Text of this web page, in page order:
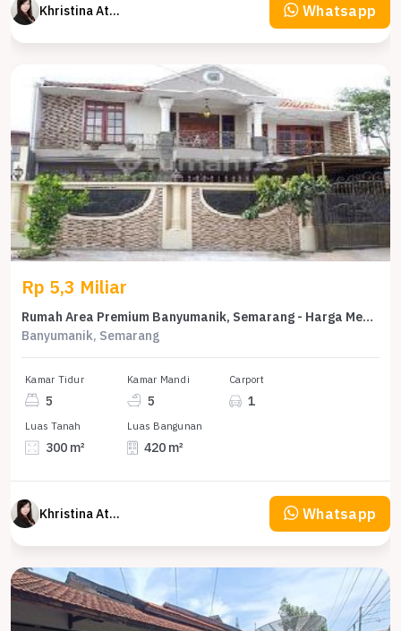
Khristina Atmodjo Whatsapp
Rp 5,3 Miliar
Rumah Area Premium Banyumanik, Semarang - Harga Menarik 5,3 Miliar
Banyumanik, Semarang
Kamar Tidur
5
Kamar Mandi
5
Carport
1
Luas Tanah
300 m²
Luas Bangunan
420 m²
Khristina Atmodjo Whatsapp